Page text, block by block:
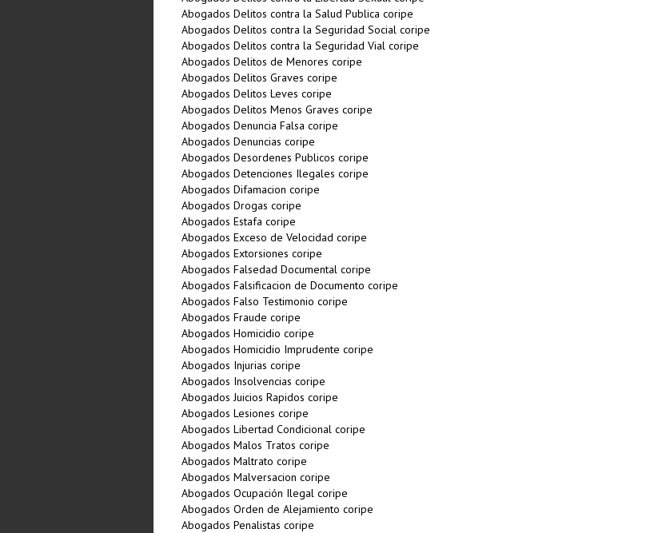
Abogados Delitos contra la Salud Publica coripe
Abogados Delitos contra la Seguridad Social coripe
Abogados Delitos contra la Seguridad Vial coripe
Abogados Delitos de Menores coripe
Abogados Delitos Graves coripe
Abogados Delitos Leves coripe
Abogados Delitos Menos Graves coripe
Abogados Denuncia Falsa coripe
Abogados Denuncias coripe
Abogados Desordenes Publicos coripe
Abogados Detenciones Ilegales coripe
Abogados Difamacion coripe
Abogados Drogas coripe
Abogados Estafa coripe
Abogados Exceso de Velocidad coripe
Abogados Extorsiones coripe
Abogados Falsedad Documental coripe
Abogados Falsificacion de Documento coripe
Abogados Falso Testimonio coripe
Abogados Fraude coripe
Abogados Homicidio coripe
Abogados Homicidio Imprudente coripe
Abogados Injurias coripe
Abogados Insolvencias coripe
Abogados Juicios Rapidos coripe
Abogados Lesiones coripe
Abogados Libertad Condicional coripe
Abogados Malos Tratos coripe
Abogados Maltrato coripe
Abogados Malversacion coripe
Abogados Ocupación Ilegal coripe
Abogados Orden de Alejamiento coripe
Abogados Penalistas coripe